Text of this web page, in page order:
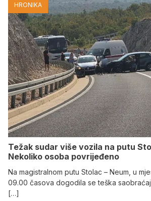
HRONIKA
Težak sudar više vozila na putu
Nekoliko osoba povrijeđeno
Na magistralnom putu Stolac – Neum, u
09.00 časova dogodila se teška
[…]